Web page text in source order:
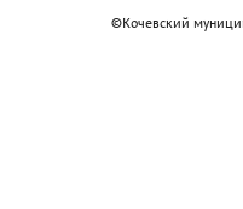
©Кочевский